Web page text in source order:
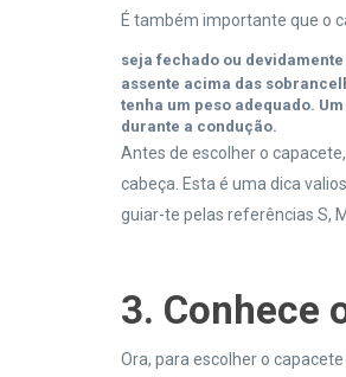
É também importante que o
seja fechado ou
assente acima das
tenha um peso adequado.
durante a condução.
Antes de escolher o
cabeça. Esta é uma dica
guiar-te pelas referências S,
3. Conhece
Ora, para escolher o